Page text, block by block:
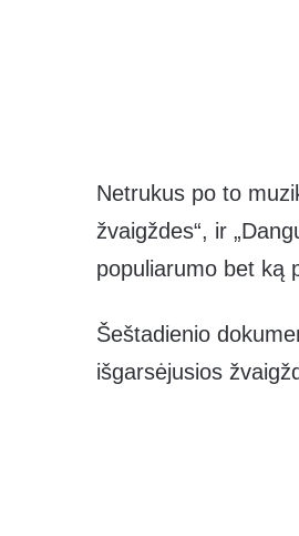
Netrukus po to
žvaigždes“, ir
populiarumo bet ką
Šeštadienio
išgarsėjusios